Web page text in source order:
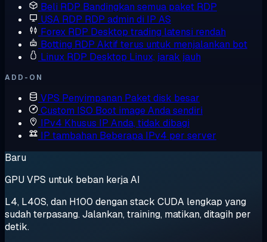
Beli RDP Bandingkan semua paket RDP
USA RDP RDP admin di IP AS
Forex RDP Desktop trading latensi rendah
Botting RDP Aktif terus untuk menjalankan bot
Linux RDP Desktop Linux, jarak jauh
ADD-ON
VPS Penyimpanan Paket disk besar
Custom ISO Boot image Anda sendiri
IPv4 Khusus IP Anda, tidak dibagi
IP tambahan Beberapa IPv4 per server
Baru
GPU VPS untuk beban kerja AI
L4, L40S, dan H100 dengan stack CUDA lengkap yang
sudah terpasang. Jalankan, training, matikan, ditagih per
detik.